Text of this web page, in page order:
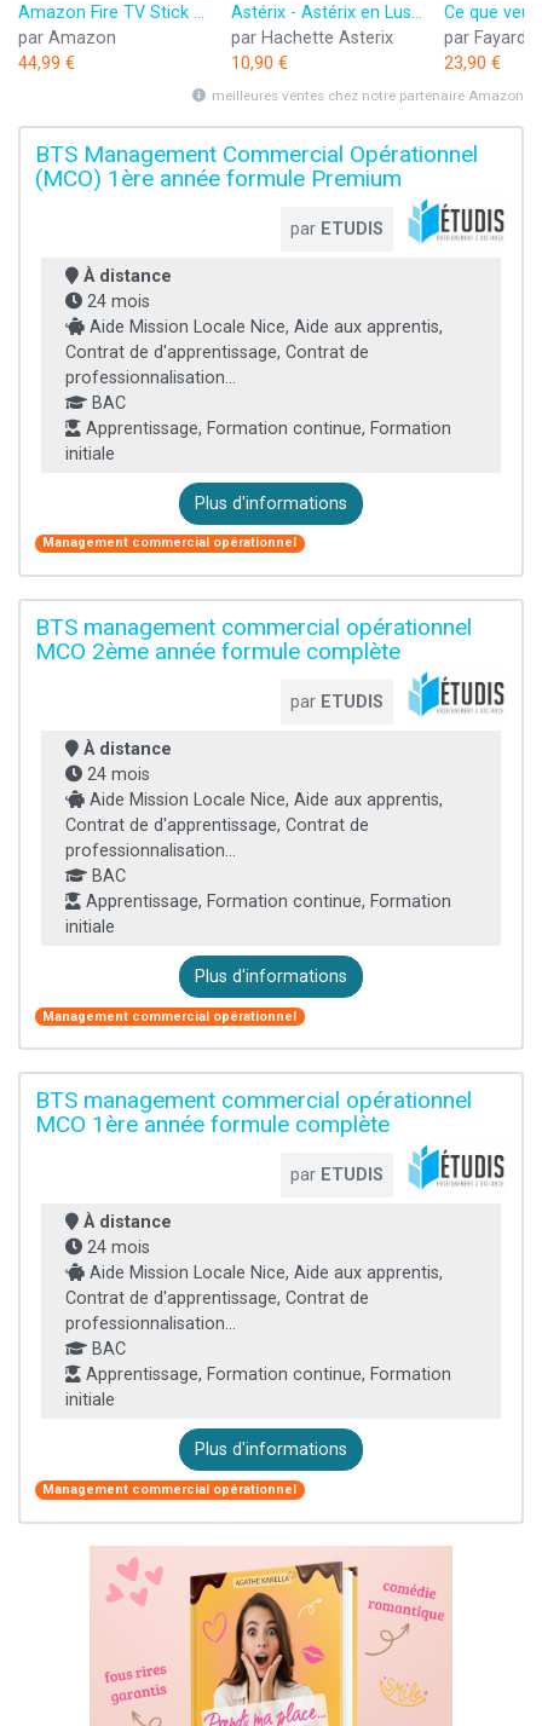
Amazon Fire TV Stick HD (Nouvelle génération) | TV gratuite et en direct, télécommande vocale Alexa, contrôle de la maison connectée, streaming HD
par Amazon
44,99 €
Astérix - Astérix en Lusitanie - n°41
par Hachette Asterix
10,90 €
par Fayard
23,90 €
meilleures ventes chez notre partenaire Amazon
BTS Management Commercial Opérationnel
(MCO) 1ère année formule Premium
par ETUDIS
À distance
24 mois
Aide Mission Locale Nice, Aide aux apprentis,
Contrat de d'apprentissage, Contrat de
professionnalisation...
BAC
Apprentissage, Formation continue, Formation
initiale
Plus d'informations
Management commercial opérationnel
BTS management commercial opérationnel
MCO 2ème année formule complète
par ETUDIS
À distance
24 mois
Aide Mission Locale Nice, Aide aux apprentis,
Contrat de d'apprentissage, Contrat de
professionnalisation...
BAC
Apprentissage, Formation continue, Formation
initiale
Plus d'informations
Management commercial opérationnel
BTS management commercial opérationnel
MCO 1ère année formule complète
par ETUDIS
À distance
24 mois
Aide Mission Locale Nice, Aide aux apprentis,
Contrat de d'apprentissage, Contrat de
professionnalisation...
BAC
Apprentissage, Formation continue, Formation
initiale
Plus d'informations
Management commercial opérationnel